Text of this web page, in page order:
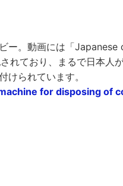
ー。動画には「
ており、まるで日本人
けられています。
for disposing of